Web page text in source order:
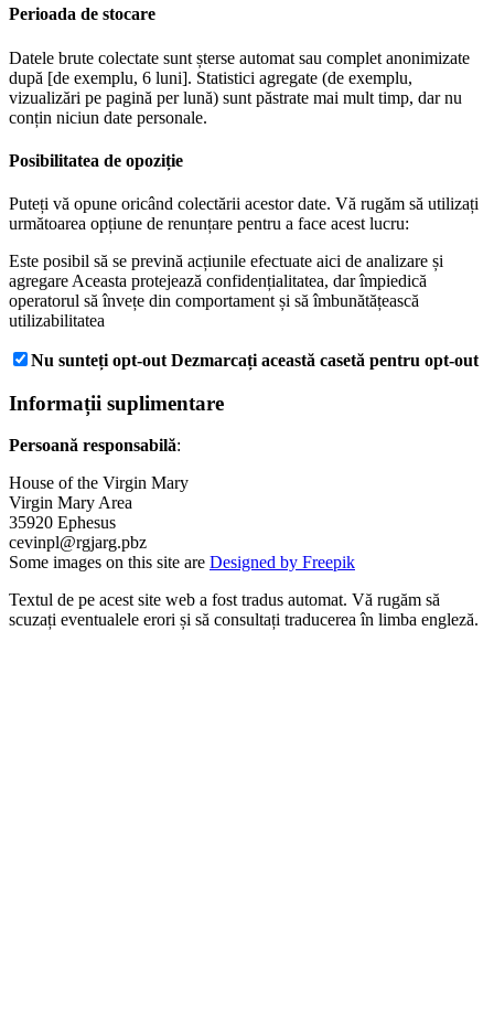
Perioada de stocare
Datele brute colectate sunt șterse automat sau complet anonimizate
după [de exemplu, 6 luni]. Statistici agregate (de exemplu,
vizualizări pe pagină per lună) sunt păstrate mai mult timp, dar nu
conțin niciun date personale.
Posibilitatea de opoziție
Puteți vă opune oricând colectării acestor date. Vă rugăm să utilizați
următoarea opțiune de renunțare pentru a face acest lucru:
Este posibil să se prevină acțiunile efectuate aici de analizare și
agregare Aceasta protejează confidențialitatea, dar împiedică
operatorul să învețe din comportament și să îmbunătățească
utilizabilitatea
Nu sunteți opt-out Dezmarcați această casetă pentru opt-out
Informații suplimentare
Persoană responsabilă:
House of the Virgin Mary
Virgin Mary Area
35920 Ephesus
cevinpl@rgjarg.pbz
Some images on this site are Designed by Freepik
Textul de pe acest site web a fost tradus automat. Vă rugăm să
scuzați eventualele erori și să consultați traducerea în limba engleză.